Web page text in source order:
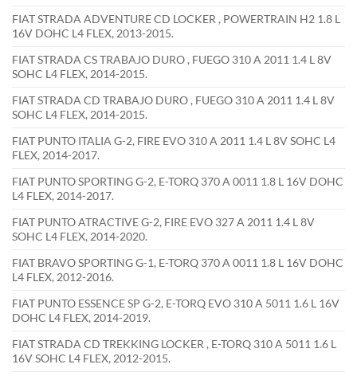
FIAT STRADA ADVENTURE CD LOCKER , POWERTRAIN H2 1.8 L
16V DOHC L4 FLEX, 2013-2015.
FIAT STRADA CS TRABAJO DURO , FUEGO 310 A 2011 1.4 L 8V
SOHC L4 FLEX, 2014-2015.
FIAT STRADA CD TRABAJO DURO , FUEGO 310 A 2011 1.4 L 8V
SOHC L4 FLEX, 2014-2015.
FIAT PUNTO ITALIA G-2, FIRE EVO 310 A 2011 1.4 L 8V SOHC L4
FLEX, 2014-2017.
FIAT PUNTO SPORTING G-2, E-TORQ 370 A 0011 1.8 L 16V DOHC
L4 FLEX, 2014-2017.
FIAT PUNTO ATRACTIVE G-2, FIRE EVO 327 A 2011 1.4 L 8V
SOHC L4 FLEX, 2014-2020.
FIAT BRAVO SPORTING G-1, E-TORQ 370 A 0011 1.8 L 16V DOHC
L4 FLEX, 2012-2016.
FIAT PUNTO ESSENCE SP G-2, E-TORQ EVO 310 A 5011 1.6 L 16V
DOHC L4 FLEX, 2014-2019.
FIAT STRADA CD TREKKING LOCKER , E-TORQ 310 A 5011 1.6 L
16V SOHC L4 FLEX, 2012-2015.